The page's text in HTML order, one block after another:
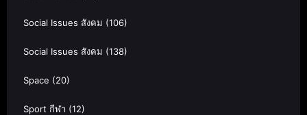
Social Issues สังคม (106)
Social Issues สังคม (138)
Space (20)
Sport กีฬา (12)